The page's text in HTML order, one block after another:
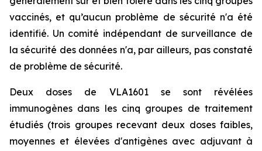
vaccinés, et qu’aucun problème de sécurité n'a été
identifié. Un comité indépendant de surveillance de
la sécurité des données n'a, par ailleurs, pas constaté
de problème de sécurité.
Deux doses de VLA1601 se sont révélées
immunogènes dans les cinq groupes de traitement
étudiés (trois groupes recevant deux doses faibles,
moyennes et élevées d'antigènes avec adjuvant à